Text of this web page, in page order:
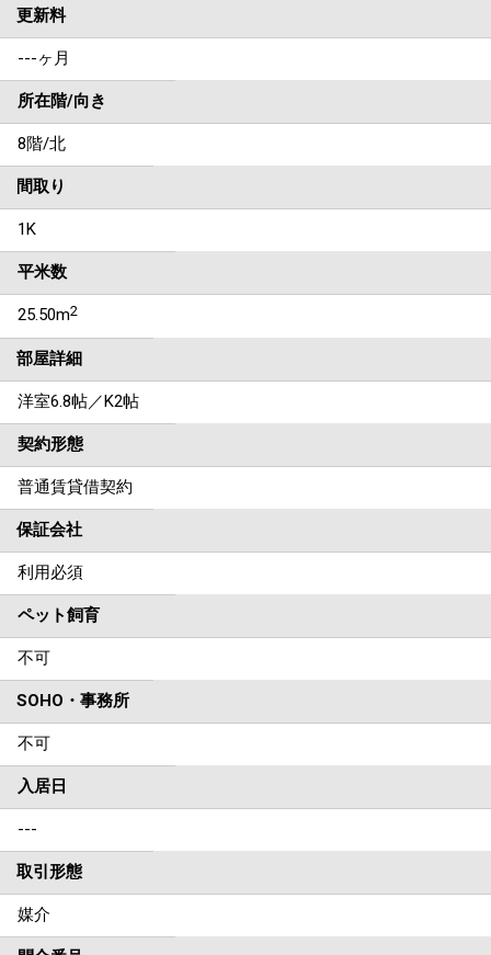
更新料
---ヶ月
所在階/向き
8階/北
間取り
1K
平米数
25.50m2
部屋詳細
洋室6.8帖／K2帖
契約形態
普通賃貸借契約
保証会社
利用必須
ペット飼育
不可
SOHO・事務所
不可
入居日
---
取引形態
媒介